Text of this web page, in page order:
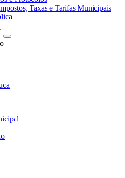
Taxas e Tarifas Municipais